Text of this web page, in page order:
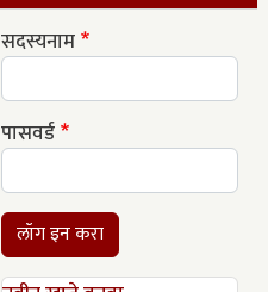
सदस्यनाम
पासवर्ड
लॉग इन करा